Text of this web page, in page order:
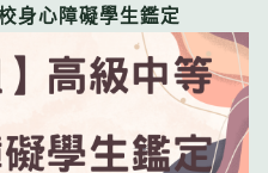
身心障礙學生鑑定